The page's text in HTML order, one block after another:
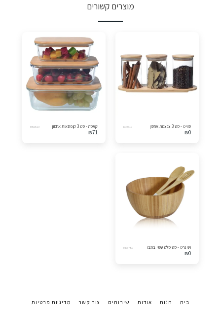
מוצרים קשורים
סוויט - סט 3 צנצנות אחסון KR9510
₪0
קאסה - סט 3 קופסאות אחסון MK9513
₪71
ויניגרט - סט סלט עשוי במבו MK6780
₪0
בית חנות אודות שירותים צור קשר מדיניות פרטיות